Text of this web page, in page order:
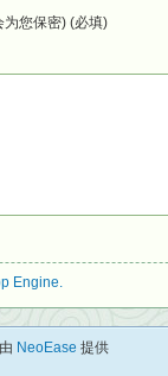
为您保密) (必填)
Engine.
NeoEase 提供